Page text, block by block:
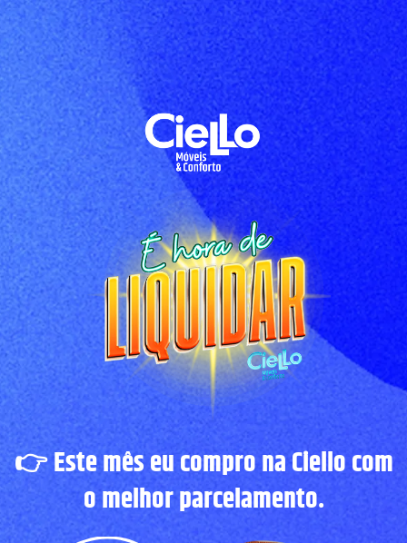
Ciello Tarumã É HORA DE
👉Este mês eu compro na Ciello com
o melhor parcelamento.